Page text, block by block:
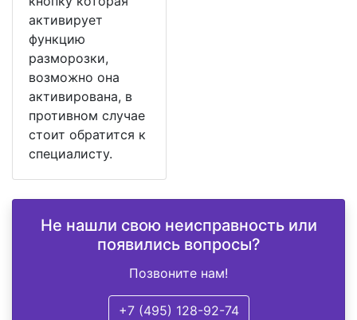
активирует
функцию
разморозки,
возможно она
активирована, в
противном случае
стоит обратится к
специалисту.
Не нашли свою неисправность или
появились вопросы?
Позвоните нам!
+7 (495) 128-92-74